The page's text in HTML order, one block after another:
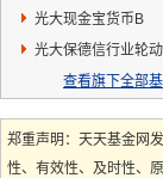
光大现金宝货币B
光大保德信行业轮
查看旗下全部
郑重声明：天天基金网
性、有效性、及时性、